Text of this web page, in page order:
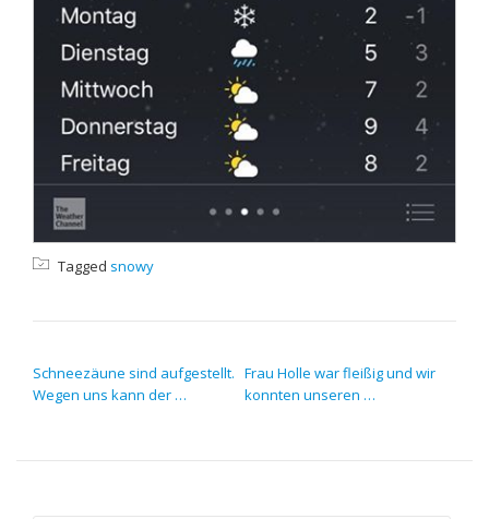
Tagged snowy
Schneezäune sind aufgestellt.
Wegen uns kann der …
Frau Holle war fleißig und wir
konnten unseren …